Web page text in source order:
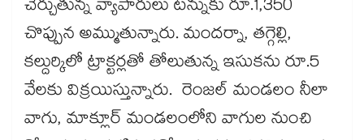
చేర్చుతున్న వ్యాపారులు టన్నుకు రూ.1,350
చొప్పున అమ్ముతున్నారు. మందర్నా, తగ్గెల్లి,
కల్దుర్కిలో ట్రాక్టర్లతో తోలుతున్న ఇసుకను రూ.5
వేలకు విక్రయిస్తున్నారు. రెంజల్ మండలం నీలా
వాగు, మాక్లూర్ మండలంలోని వాగుల నుంచి